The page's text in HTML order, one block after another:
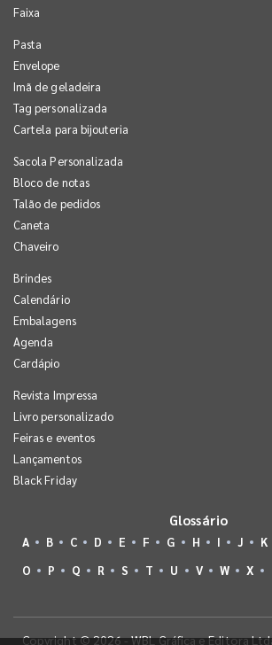
Faixa
Pasta
Envelope
Imã de geladeira
Tag personalizada
Cartela para bijouteria
Sacola Personalizada
Bloco de notas
Talão de pedidos
Caneta
Chaveiro
Brindes
Calendário
Embalagens
Agenda
Cardápio
Revista Impressa
Livro personalizado
Feiras e eventos
Lançamentos
Black Friday
Glossário
A B C D E F G H I J K
O
P Q R S T U V W X
Copyright © 2026 - WBL Gráfica e Editora